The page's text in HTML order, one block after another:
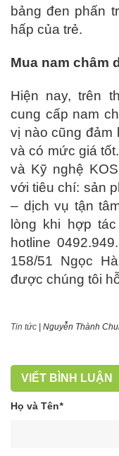
bảng đen phấn
hấp của trẻ.
Mua nam châm
Hiện nay, trên
cung cấp nam
vị nào cũng đảm
và có mức giá
và Kỹ nghệ
với tiêu chí: sản
– dịch vụ tận
lòng khi hợp
hotline
158/51 Ngọc
được chúng tôi
Tin tức Nguyễn Thành
VIẾT BÌNH LUẬN
Họ và Tên*